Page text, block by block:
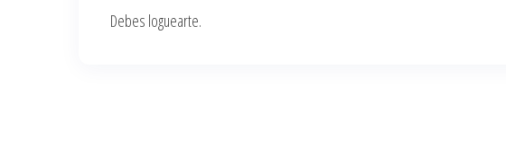
Debes loguearte.